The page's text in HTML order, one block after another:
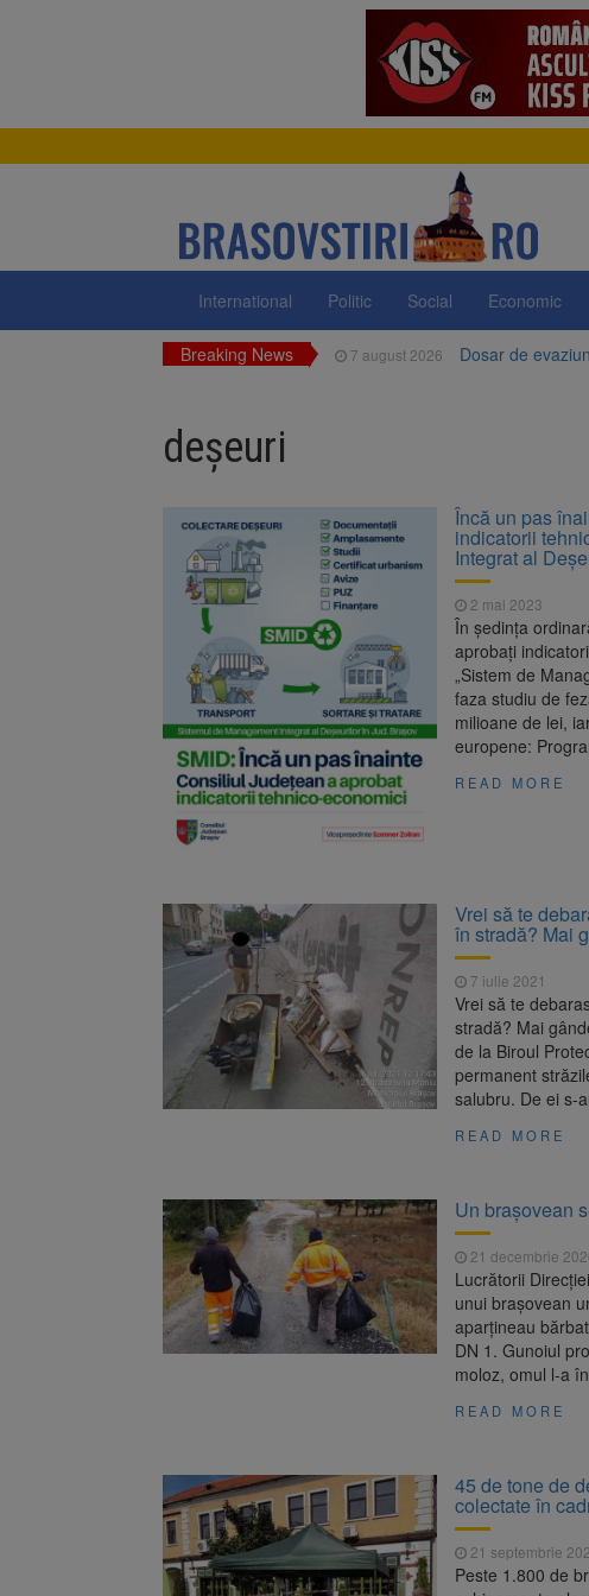
International Politic Social Economic
Breaking News 7 august 2026 Dosar de
Primăria
Platforma
luni
7 august 2026
Unul dintre cele
fost semnat (FOTO)
7 august 2026
Trafic blocat
medicale
deșeuri
Încă un pas
indicatorii
Integrat al
2 mai 2023
În şedinţa
aprobaţi
„Sistem de
faza studiu de
milioane de lei,
europene:
READ MORE
Vrei să te
în stradă? Mai
7 iulie 2021
Vrei să te
stradă? Mai
de la Biroul
permanent
salubru. De ei s-
READ MORE
Un brașovean
21 decembrie
Lucrătorii
unui brașovean
aparțineau
DN 1. Gunoiul
moloz, omul l-a
READ MORE
45 de tone de
colectate în
21 septembrie
Peste 1.800 de